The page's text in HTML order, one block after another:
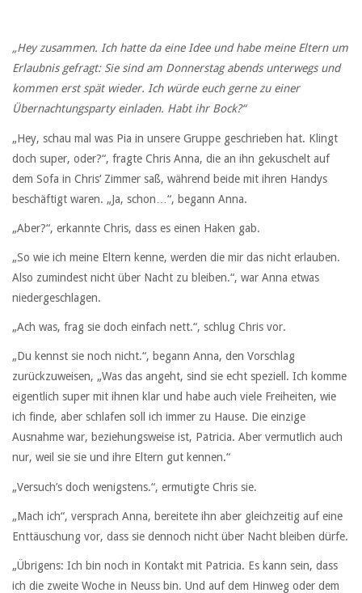
„Hey zusammen. Ich hatte da eine Idee und habe meine Eltern um
Erlaubnis gefragt: Sie sind am Donnerstag abends unterwegs und
kommen erst spät wieder. Ich würde euch gerne zu einer
Übernachtungsparty einladen. Habt ihr Bock?“
„Hey, schau mal was Pia in unsere Gruppe geschrieben hat. Klingt
doch super, oder?“, fragte Chris Anna, die an ihn gekuschelt auf
dem Sofa in Chris‘ Zimmer saß, während beide mit ihren Handys
beschäftigt waren. „Ja, schon…“, begann Anna.
„Aber?“, erkannte Chris, dass es einen Haken gab.
„So wie ich meine Eltern kenne, werden die mir das nicht erlauben.
Also zumindest nicht über Nacht zu bleiben.“, war Anna etwas
niedergeschlagen.
„Ach was, frag sie doch einfach nett.“, schlug Chris vor.
„Du kennst sie noch nicht.“, begann Anna, den Vorschlag
zurückzuweisen, „Was das angeht, sind sie echt speziell. Ich komme
eigentlich super mit ihnen klar und habe auch viele Freiheiten, wie
ich finde, aber schlafen soll ich immer zu Hause. Die einzige
Ausnahme war, beziehungsweise ist, Patricia. Aber vermutlich auch
nur, weil sie sie und ihre Eltern gut kennen.“
„Versuch’s doch wenigstens.“, ermutigte Chris sie.
„Mach ich“, versprach Anna, bereitete ihn aber gleichzeitig auf eine
Enttäuschung vor, dass sie dennoch nicht über Nacht bleiben dürfe.
„Übrigens: Ich bin noch in Kontakt mit Patricia. Es kann sein, dass
ich die zweite Woche in Neuss bin. Und auf dem Hinweg oder dem